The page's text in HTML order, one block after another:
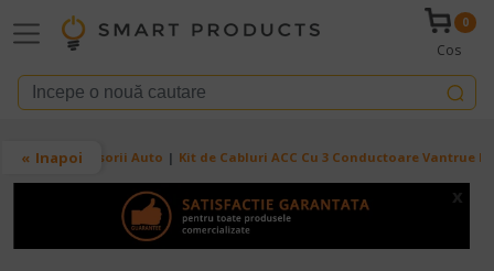
0
Cos
Breadcrumb
Acasa Accesorii Auto Kit de Cabluri ACC Cu 3 Conductoare Vantrue
Inapoi
x